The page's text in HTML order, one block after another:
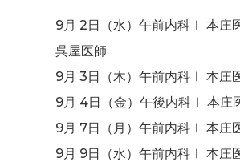
9月 2日（水）午前内科Ⅰ 本庄
呉屋医師
9月 3日（木）午前内科Ⅰ 本庄
9月 4日（金）午後内科Ⅰ 本庄
9月 7日（月）午前内科Ⅰ 本庄
9月 9日（水）午前内科Ⅰ 本庄